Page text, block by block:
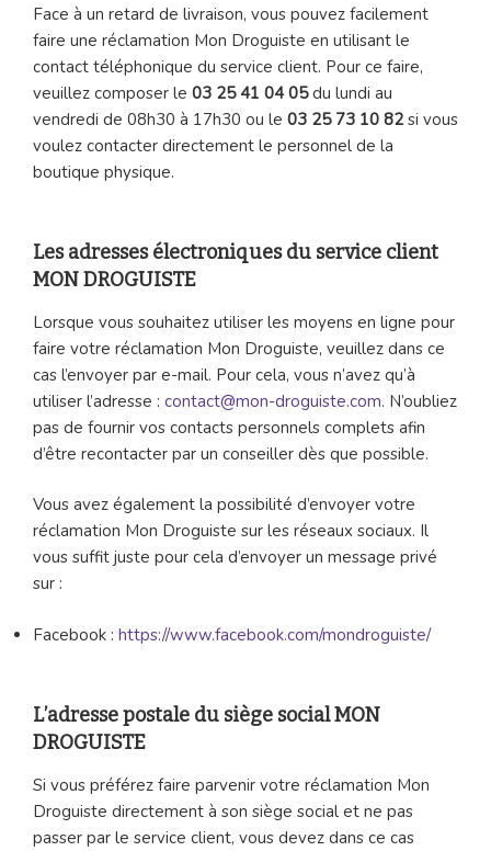
Face à un retard de livraison, vous pouvez facilement
faire une réclamation Mon Droguiste en utilisant le
contact téléphonique du service client. Pour ce faire,
veuillez composer le 03 25 41 04 05du lundi au
vendredi de 08h30 à 17h30 ou le 03 25 73 10 82 si vous
voulez contacter directement le personnel de la
boutique physique.
Les adresses électroniques du service client
MON DROGUISTE
Lorsque vous souhaitez utiliser les moyens en ligne pour
faire votre réclamation Mon Droguiste, veuillez dans ce
cas l’envoyer par e-mail. Pour cela, vous n’avez qu’à
utiliser l’adresse : contact@mon-droguiste.com. N’oubliez
pas de fournir vos contacts personnels complets afin
d’être recontacter par un conseiller dès que possible.
Vous avez également la possibilité d’envoyer votre
réclamation Mon Droguiste sur les réseaux sociaux. Il
vous suffit juste pour cela d’envoyer un message privé
sur :
Facebook : https://www.facebook.com/mondroguiste/
L’adresse postale du siège social MON
DROGUISTE
Si vous préférez faire parvenir votre réclamation Mon
Droguiste directement à son siège social et ne pas
passer par le service client, vous devez dans ce cas